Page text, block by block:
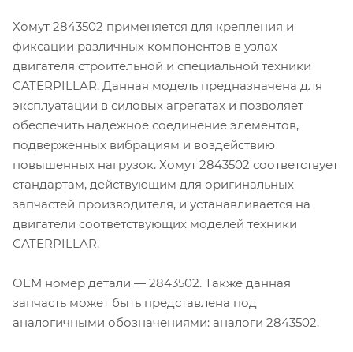
Хомут 2843502 применяется для крепления и
фиксации различных компонентов в узлах
двигателя строительной и специальной техники
CATERPILLAR. Данная модель предназначена для
эксплуатации в силовых агрегатах и позволяет
обеспечить надежное соединение элементов,
подверженных вибрациям и воздействию
повышенных нагрузок. Хомут 2843502 соответствует
стандартам, действующим для оригинальных
запчастей производителя, и устанавливается на
двигатели соответствующих моделей техники
CATERPILLAR.
OEM номер детали — 2843502. Также данная
запчасть может быть представлена под
аналогичными обозначениями: аналоги 2843502.